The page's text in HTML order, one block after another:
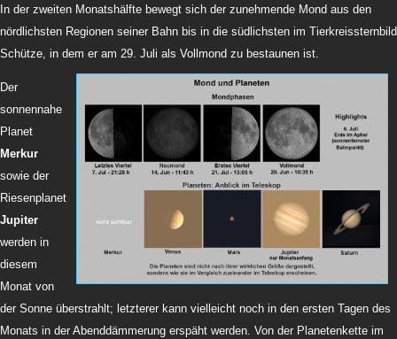
In der zweiten Monatshälfte bewegt sich der zunehmende Mond aus den
nördlichsten Regionen seiner Bahn bis in die südlichsten im Tierkreissternbild
Schütze, in dem er am 29. Juli als Vollmond zu bestaunen ist.
Der
sonnennahe
Planet
Merkur
sowie der
Riesenplanet
Jupiter
werden in
diesem
Monat von
der Sonne überstrahlt; letzterer kann vielleicht noch in den ersten Tagen des
Monats in der Abenddämmerung erspäht werden. Von der Planetenkette im